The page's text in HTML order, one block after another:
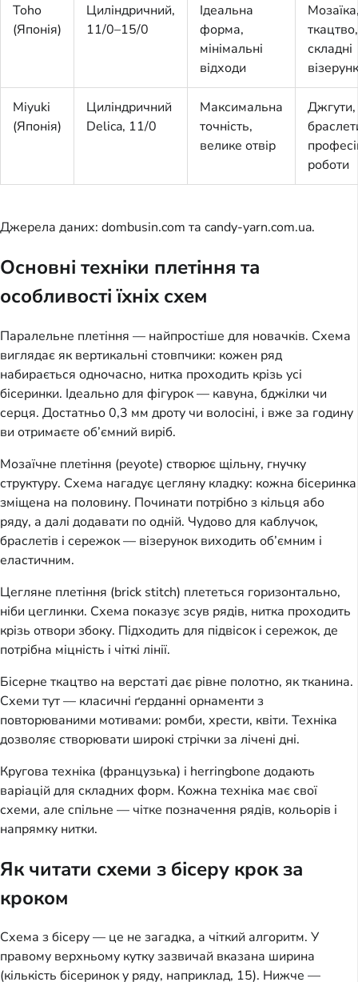
Toho
(Японія)
Циліндричний,
11/0–15/0
Ідеальна
форма,
мінімальні
відходи
ткацтво,
складні
Miyuki
(Японія)
Циліндричний
Delica, 11/0
Максимальна
точність,
велике отвір
Джгути,
роботи
Джерела даних: dombusin.com та candy-yarn.com.ua.
Основні техніки плетіння та
особливості їхніх схем
Паралельне плетіння — найпростіше для новачків. Схема
виглядає як вертикальні стовпчики: кожен ряд
набирається одночасно, нитка проходить крізь усі
бісеринки. Ідеально для фігурок — кавуна, бджілки чи
серця. Достатньо 0,3 мм дроту чи волосіні, і вже за годину
ви отримаєте об’ємний виріб.
Мозаїчне плетіння (peyote) створює щільну, гнучку
структуру. Схема нагадує цегляну кладку: кожна бісеринка
зміщена на половину. Починати потрібно з кільця або
ряду, а далі додавати по одній. Чудово для каблучок,
браслетів і сережок — візерунок виходить об’ємним і
еластичним.
Цегляне плетіння (brick stitch) плететься горизонтально,
ніби цеглинки. Схема показує зсув рядів, нитка проходить
крізь отвори збоку. Підходить для підвісок і сережок, де
потрібна міцність і чіткі лінії.
Бісерне ткацтво на верстаті дає рівне полотно, як тканина.
Схеми тут — класичні ґерданні орнаменти з
повторюваними мотивами: ромби, хрести, квіти. Техніка
дозволяє створювати широкі стрічки за лічені дні.
Кругова техніка (французька) і herringbone додають
варіацій для складних форм. Кожна техніка має свої
схеми, але спільне — чітке позначення рядів, кольорів і
напрямку нитки.
Як читати схеми з бісеру крок за
кроком
Схема з бісеру — це не загадка, а чіткий алгоритм. У
правому верхньому кутку зазвичай вказана ширина
(кількість бісеринок у ряду, наприклад, 15). Нижче —